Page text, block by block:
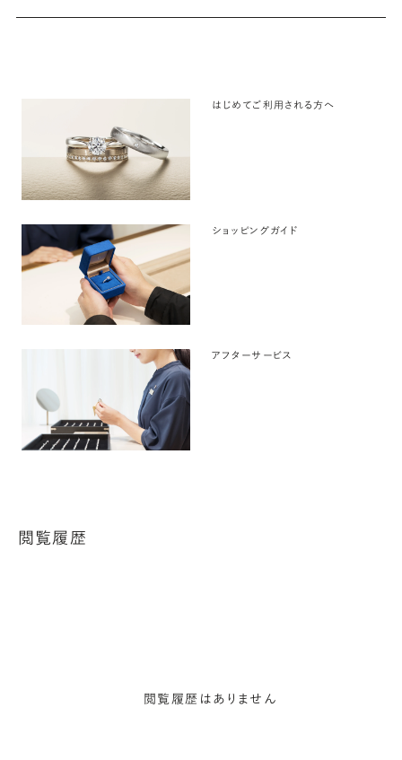
はじめてご利用される方へ
ショッピングガイド
アフターサービス
閲覧履歴
閲覧履歴はありません